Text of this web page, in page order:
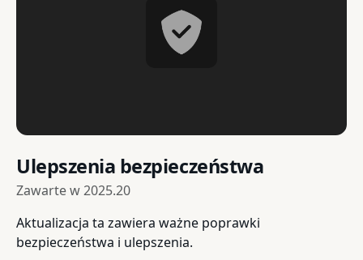
Ulepszenia bezpieczeństwa
Zawarte w2025.20
Aktualizacja ta zawiera ważne poprawki
bezpieczeństwa i ulepszenia.